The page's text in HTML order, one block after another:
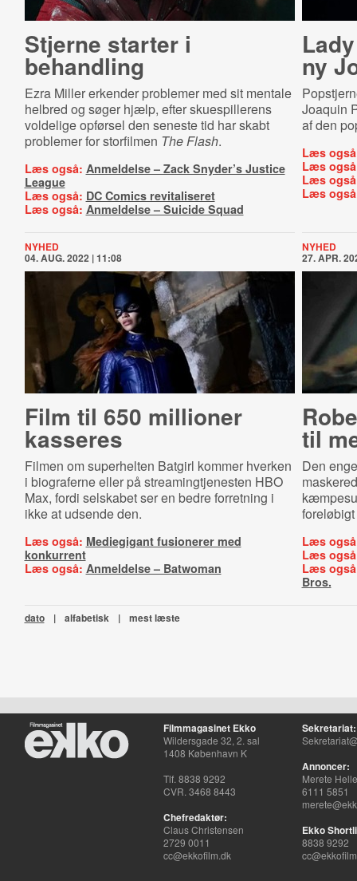
Stjerne starter i
behandling
Ezra Miller erkender problemer med sit mentale
helbred og søger hjælp, efter skuespillerens
voldelige opførsel den seneste tid har skabt
problemer for storfilmen The Flash.
Læs også: Anmeldelse – Zack Snyder’s Justice
League
Læs også: DC Comics revitaliseret
Læs også: Anmeldelse – Suicide Squad
ny
Joaquin
af den
Læs
Læs
Læs
Læs
NYHED
04. AUG. 2022 | 11:08
Film til 650 millioner
kasseres
Filmen om superhelten Batgirl kommer hverken
i biograferne eller på streamingtjenesten HBO
Max, fordi selskabet ser en bedre forretning i
ikke at udsende den.
Læs også: Mediegigant fusionerer med
konkurrent
Læs også: Anmeldelse – Batwoman
NYHED
27. APR.
til
Den
Læs
Læs
Læs
Bros.
dato | alfabetisk | mest læste
Filmmagasinet Ekko
Wildersgade 32, 2. sal
1408 København K
Tlf. 8838 9292
CVR. 3468 8443
Chefredaktør:
Claus Christensen
2729 0011
cc@ekkofilm.dk
Sekretariat:
Annoncer:
Merete
6111 5851
Ekko
8838 9292